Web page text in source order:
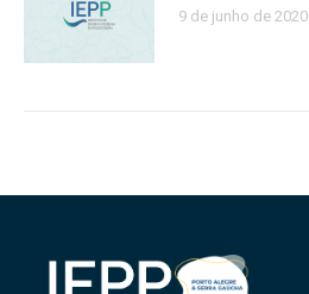
9 de junho de 2020